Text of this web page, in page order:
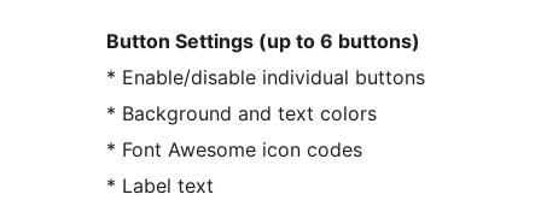
Button Settings (up to 6 buttons)
* Enable/disable individual buttons
* Background and text colors
* Font Awesome icon codes
* Label text